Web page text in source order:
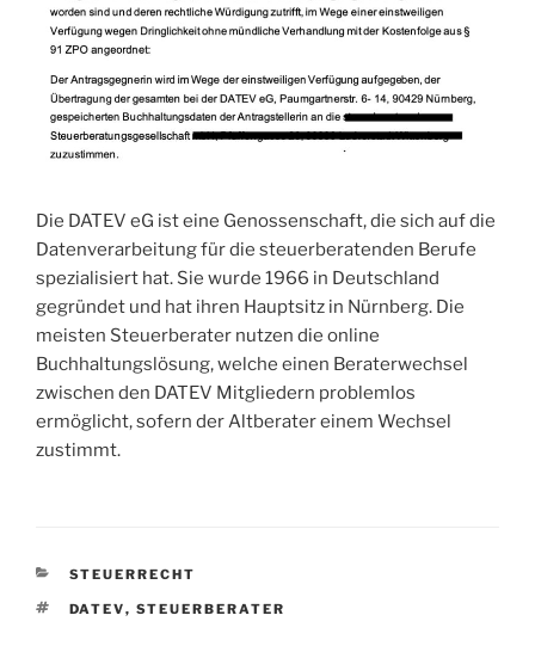
Die DATEV eG ist eine Genossenschaft, die sich auf die
Datenverarbeitung für die steuerberatenden Berufe
spezialisiert hat. Sie wurde 1966 in Deutschland
gegründet und hat ihren Hauptsitz in Nürnberg. Die
meisten Steuerberater nutzen die online
Buchhaltungslösung, welche einen Beraterwechsel
zwischen den DATEV Mitgliedern problemlos
ermöglicht, sofern der Altberater einem Wechsel
zustimmt.
KATEGORIEN
STEUERRECHT
SCHLAGWÖRTER
DATEV, STEUERBERATER